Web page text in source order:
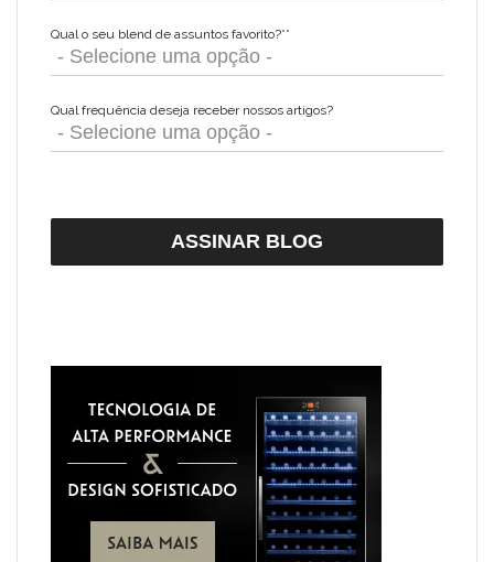
Qual o seu blend de assuntos favorito?**
Qual frequência deseja receber nossos artigos?